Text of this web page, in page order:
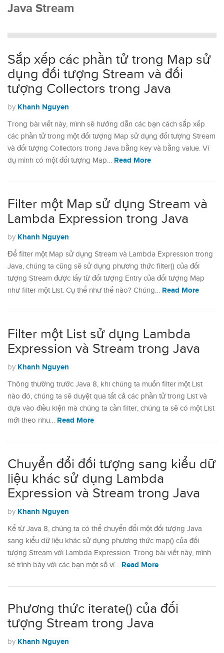
Java Stream
Sắp xếp các phần tử trong Map sử
dụng đối tượng Stream và đối
tượng Collectors trong Java
by Khanh Nguyen
Trong bài viết này, mình sẽ hướng dẫn các bạn cách sắp xếp
các phần tử trong một đối tượng Map sử dụng đối tượng Stream
và đối tượng Collectors trong Java bằng key và bằng value. Ví
dụ mình có một đối tượng Map… Read More
Filter một Map sử dụng Stream và
Lambda Expression trong Java
by Khanh Nguyen
Để filter một Map sử dụng Stream và Lambda Expression trong
Java, chúng ta cũng sẽ sử dụng phương thức filter() của đối
tượng Stream được lấy từ đối tượng Entry của đối tượng Map
như filter một List. Cụ thể như thế nào? Chúng… Read More
Filter một List sử dụng Lambda
Expression và Stream trong Java
by Khanh Nguyen
Thông thường trước Java 8, khi chúng ta muốn filter một List
nào đó, chúng ta sẽ duyệt qua tất cả các phần tử trong List và
dựa vào điều kiện mà chúng ta cần filter, chúng ta sẽ có một List
mới theo nhu… Read More
Chuyển đổi đối tượng sang kiểu dữ
liệu khác sử dụng Lambda
Expression và Stream trong Java
by Khanh Nguyen
Kể từ Java 8, chúng ta có thể chuyển đổi một đối tượng Java
sang kiểu dữ liệu khác sử dụng phương thức map() của đối
tượng Stream với Lambda Expression. Trong bài viết này, mình
sẽ trình bày với các bạn một số ví… Read More
Phương thức iterate() của đối
tượng Stream trong Java
by Khanh Nguyen